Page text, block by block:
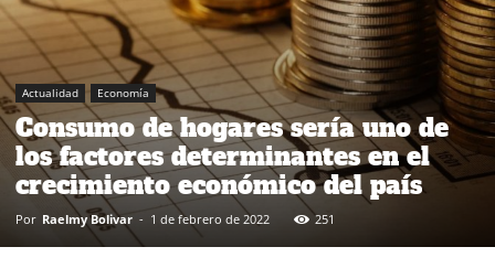
Actualidad Economía
Consumo de hogares sería uno de
los factores determinantes en el
crecimiento económico del país
Por Raelmy Bolivar - 1 de febrero de 2022 251